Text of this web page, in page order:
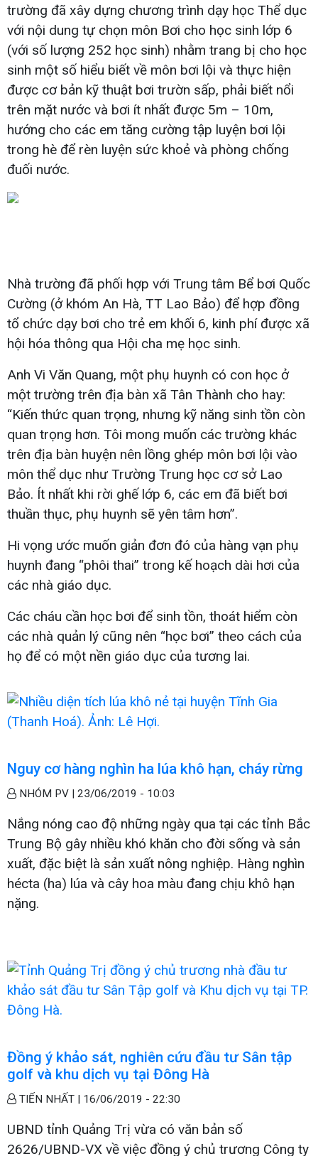
trường đã xây dựng chương trình dạy học Thể dục
với nội dung tự chọn môn Bơi cho học sinh lớp 6
(với số lượng 252 học sinh) nhằm trang bị cho học
sinh một số hiểu biết về môn bơi lội và thực hiện
được cơ bản kỹ thuật bơi trườn sấp, phải biết nổi
trên mặt nước và bơi ít nhất được 5m – 10m,
hướng cho các em tăng cường tập luyện bơi lội
trong hè để rèn luyện sức khoẻ và phòng chống
đuối nước.
Nhà trường đã phối hợp với Trung tâm Bể bơi Quốc
Cường (ở khóm An Hà, TT Lao Bảo) để hợp đồng
tổ chức dạy bơi cho trẻ em khối 6, kinh phí được xã
hội hóa thông qua Hội cha mẹ học sinh.
Anh Vi Văn Quang, một phụ huynh có con học ở
một trường trên địa bàn xã Tân Thành cho hay:
“Kiến thức quan trọng, nhưng kỹ năng sinh tồn còn
quan trọng hơn. Tôi mong muốn các trường khác
trên địa bàn huyện nên lồng ghép môn bơi lội vào
môn thể dục như Trường Trung học cơ sở Lao
Bảo. Ít nhất khi rời ghế lớp 6, các em đã biết bơi
thuần thục, phụ huynh sẽ yên tâm hơn”.
Hi vọng ước muốn giản đơn đó của hàng vạn phụ
huynh đang “phôi thai” trong kế hoạch dài hơi của
các nhà giáo dục.
Các cháu cần học bơi để sinh tồn, thoát hiểm còn
các nhà quản lý cũng nên “học bơi” theo cách của
họ để có một nền giáo dục của tương lai.
Nguy cơ hàng nghìn ha lúa khô hạn, cháy rừng
NHÓM PV | 23/06/2019 - 10:03
Nắng nóng cao độ những ngày qua tại các tỉnh Bắc
Trung Bộ gây nhiều khó khăn cho đời sống và sản
xuất, đặc biệt là sản xuất nông nghiệp. Hàng nghìn
hécta (ha) lúa và cây hoa màu đang chịu khô hạn
nặng.
Đồng ý khảo sát, nghiên cứu đầu tư Sân tập
golf và khu dịch vụ tại Đông Hà
TIẾN NHẤT | 16/06/2019 - 22:30
UBND tỉnh Quảng Trị vừa có văn bản số
2626/UBND-VX về việc đồng ý chủ trương Công ty